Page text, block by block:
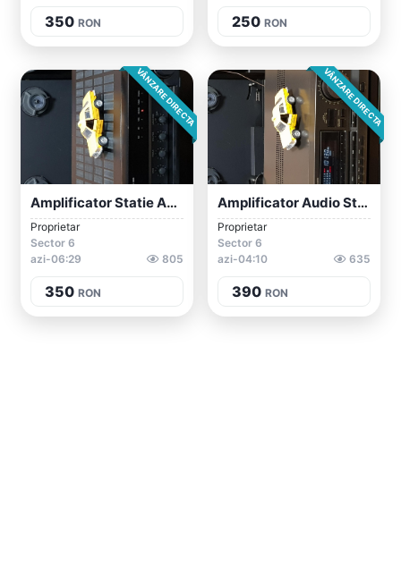
350 RON 250 RON
VÂNZARE DIRECTA
Amplificator Statie Audio Stereo Vintage...
Proprietar
Sector 6
azi-06:29
805
350 RON
VÂNZARE DIRECTA
Amplificator Audio Stereo Vintage TECHNI...
Proprietar
Sector 6
azi-04:10
635
390 RON